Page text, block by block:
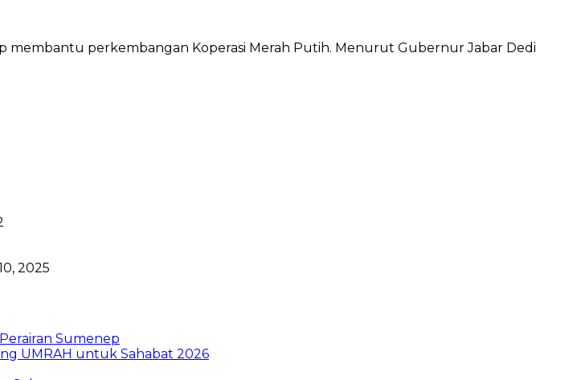
membantu perkembangan Koperasi Merah Putih. Menurut Gubernur Jabar Dedi
2025
Sumenep
UMRAH untuk Sahabat 2026